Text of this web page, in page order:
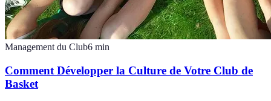
Management du Club6 min
Comment Développer la Culture de Votre Club de
Basket